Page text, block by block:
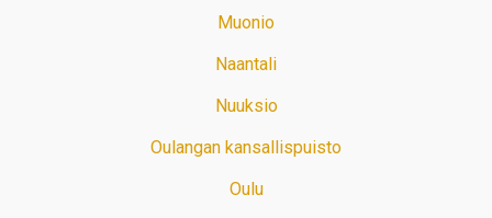
Muonio
Naantali
Nuuksio
Oulangan kansallispuisto
Oulu